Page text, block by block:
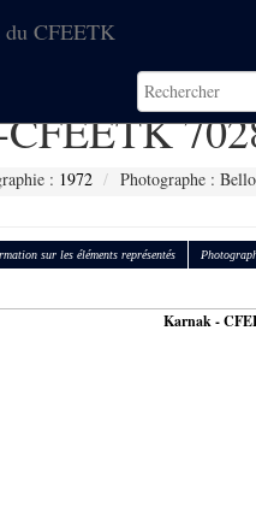
du CFEETK
: 1972 Photographe :
sur les éléments représentés